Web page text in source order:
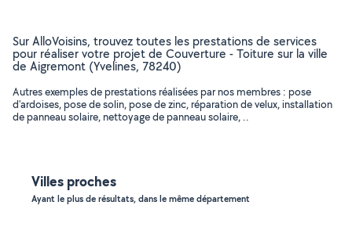
Sur AlloVoisins, trouvez toutes les prestations de services
pour réaliser votre projet de Couverture - Toiture sur la ville
de Aigremont (Yvelines, 78240)
Autres exemples de prestations réalisées par nos membres : pose
d'ardoises, pose de solin, pose de zinc, réparation de velux, installation
de panneau solaire, nettoyage de panneau solaire, ..
Villes proches
Ayant le plus de résultats, dans le même département